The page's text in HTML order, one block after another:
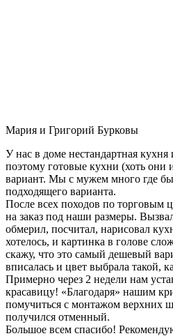
Мария и Григорий Бурковы
У нас в доме нестандартная кухня
поэтому готовые кухни (хоть
вариант. Мы с мужем много где
подходящего варианта.
После всех походов по торговым
на заказ под наши размеры.
обмерил, посчитал, нарисовал
хотелось, и картинка в голове
скажу, что это самый дешевый
вписалась и цвет выбрала такой,
Примерно через 2 недели нам
красавицу! «Благодаря» нашим
помучиться с монтажом верхних
получился отменный.
Большое всем спасибо!